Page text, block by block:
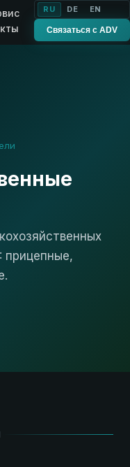
RU DE EN
Связаться с ADV
прицепные,